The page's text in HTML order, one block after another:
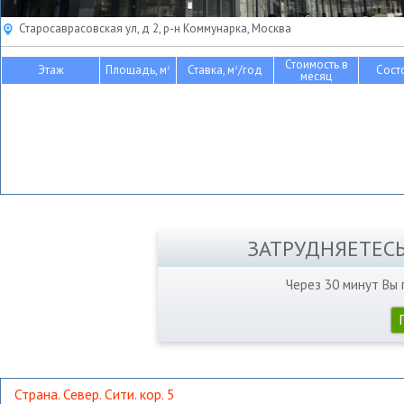
Старосаврасовская ул, д 2, р-н Коммунарка, Москва
Этаж Площадь, м2 Ставка, м2/год Стоимость в
месяц
Через 30 минут Вы
Страна. Север. Сити. кор. 5